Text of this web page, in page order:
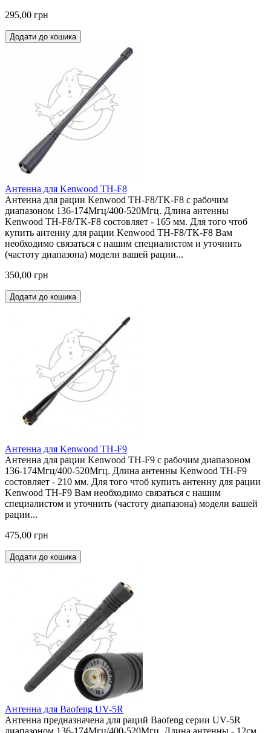
295,00 грн
Додати до кошика
Антенна для Kenwood TH-F8
Антенна для рации Kenwood TH-F8/TK-F8 с рабочим
диапазоном 136-174Мгц/400-520Мгц. Длина антенны
Kenwood TH-F8/TK-F8 состовляет - 165 мм. Для того чтоб
купить антенну для рации Kenwood TH-F8/TK-F8 Вам
необходимо связаться с нашим специалистом и уточнить
(частоту диапазона) модели вашей рации...
350,00 грн
Додати до кошика
Антенна для Kenwood TH-F9
Антенна для рации Kenwood TH-F9 с рабочим диапазоном
136-174Мгц/400-520Мгц. Длина антенны Kenwood TH-F9
состовляет - 210 мм. Для того чтоб купить антенну для рации
Kenwood TH-F9 Вам необходимо связаться с нашим
специалистом и уточнить (частоту диапазона) модели вашей
рации...
475,00 грн
Додати до кошика
Антенна для Baofeng UV-5R
Антенна предназначена для раций Baofeng серии UV-5R
диапазоном 136-174Мгц/400-520Мгц. Длина антенны - 12см.